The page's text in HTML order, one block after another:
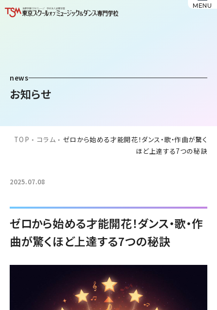
MENU
news
お知らせ
TOP - コラム -ゼロから始める才能開花！ダンス・歌・作曲が驚く
ほど上達する7つの秘訣
2025.07.08
ゼロから始める才能開花！ダンス・歌・作
曲が驚くほど上達する7つの秘訣